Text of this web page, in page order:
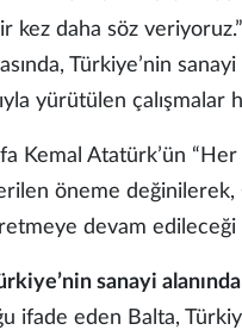
kez daha söz
Türkiye’nin
yürütülen çalışmalar
Kemal Atatürk’ün
öneme değinilerek,
devam
sanayi
ifade eden Balta,